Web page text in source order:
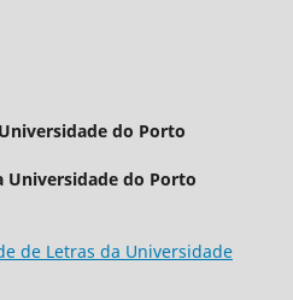
do Porto
Universidade do Porto
de Letras da Universidade